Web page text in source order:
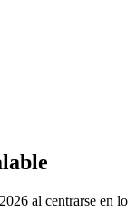
al centrarse en lo